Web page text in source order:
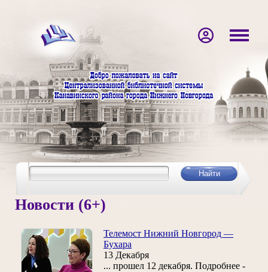
Новости (6+)
Телемост Нижний Новгород —
Бухара
13 Декабря
... прошел 12 декабря. Подробнее -